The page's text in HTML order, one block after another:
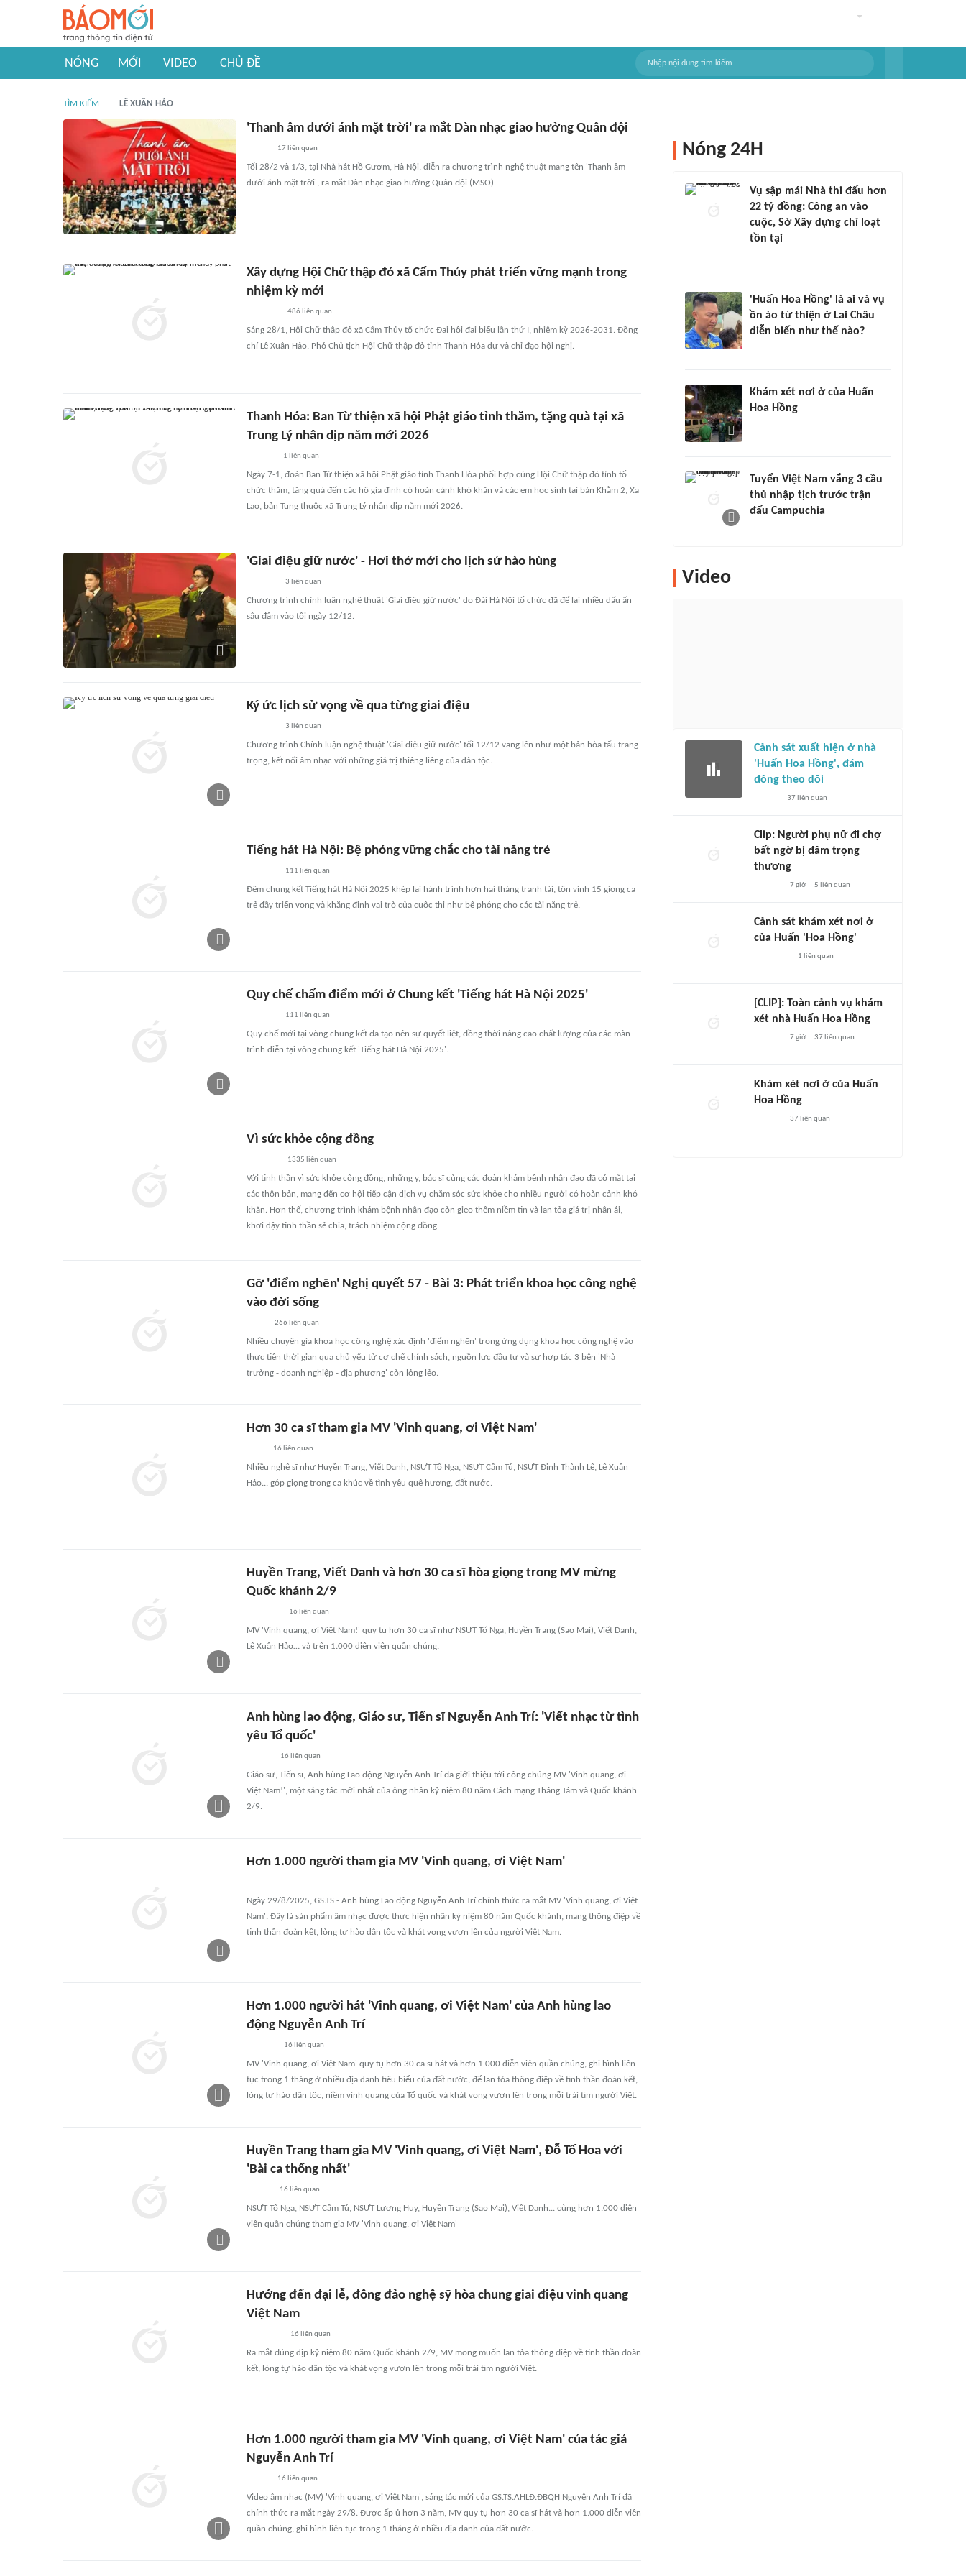
NÓNG MỚI VIDEO CHỦ ĐỀ
TÌM KIẾM LÊ XUÂN HẢO
'Thanh âm dưới ánh mặt trời' ra mắt Dàn nhạc giao hưởng Quân đội
17liên quan
Tối 28/2 và 1/3, tại Nhà hát Hồ Gươm, Hà Nội, diễn ra chương trình nghệ thuật mang tên 'Thanh âm
dưới ánh mặt trời', ra mắt Dàn nhạc giao hưởng Quân đội (MSO).
Xây dựng Hội Chữ thập đỏ xã Cẩm Thủy phát triển vững mạnh trong
nhiệm kỳ mới
486 liên quan
Sáng 28/1, Hội Chữ thập đỏ xã Cẩm Thủy tổ chức Đại hội đại biểu lần thứ I, nhiệm kỳ 2026-2031. Đồng
chí Lê Xuân Hảo, Phó Chủ tịch Hội Chữ thập đỏ tỉnh Thanh Hóa dự và chỉ đạo hội nghị.
Thanh Hóa: Ban Từ thiện xã hội Phật giáo tỉnh thăm, tặng quà tại xã
Trung Lý nhân dịp năm mới 2026
1 liên quan
Ngày 7-1, đoàn Ban Từ thiện xã hội Phật giáo tỉnh Thanh Hóa phối hợp cùng Hội Chữ thập đỏ tỉnh tổ
chức thăm, tặng quà đến các hộ gia đình có hoàn cảnh khó khăn và các em học sinh tại bản Khằm 2, Xa
Lao, bản Tung thuộc xã Trung Lý nhân dịp năm mới 2026.
'Giai điệu giữ nước' - Hơi thở mới cho lịch sử hào hùng
3 liên quan
Chương trình chính luận nghệ thuật 'Giai điệu giữ nước' do Đài Hà Nội tổ chức đã để lại nhiều dấu ấn
sâu đậm vào tối ngày 12/12.
Ký ức lịch sử vọng về qua từng giai điệu
3 liên quan
Chương trình Chính luận nghệ thuật 'Giai điệu giữ nước' tối 12/12 vang lên như một bản hòa tấu trang
trọng, kết nối âm nhạc với những giá trị thiêng liêng của dân tộc.
Tiếng hát Hà Nội: Bệ phóng vững chắc cho tài năng trẻ
111 liên quan
Đêm chung kết Tiếng hát Hà Nội 2025 khép lại hành trình hơn hai tháng tranh tài, tôn vinh 15 giọng ca
trẻ đầy triển vọng và khẳng định vai trò của cuộc thi như bệ phóng cho các tài năng trẻ.
Quy chế chấm điểm mới ở Chung kết 'Tiếng hát Hà Nội 2025'
111 liên quan
Quy chế mới tại vòng chung kết đã tạo nên sự quyết liệt, đồng thời nâng cao chất lượng của các màn
trình diễn tại vòng chung kết 'Tiếng hát Hà Nội 2025'.
Vì sức khỏe cộng đồng
1335 liên quan
Với tinh thần vì sức khỏe cộng đồng, những y, bác sĩ cùng các đoàn khám bệnh nhân đạo đã có mặt tại
các thôn bản, mang đến cơ hội tiếp cận dịch vụ chăm sóc sức khỏe cho nhiều người có hoàn cảnh khó
khăn. Hơn thế, chương trình khám bệnh nhân đạo còn gieo thêm niềm tin và lan tỏa giá trị nhân ái,
khơi dậy tinh thần sẻ chia, trách nhiệm cộng đồng.
Gỡ 'điểm nghẽn' Nghị quyết 57 - Bài 3: Phát triển khoa học công nghệ
vào đời sống
266 liên quan
Nhiều chuyên gia khoa học công nghệ xác định 'điểm nghẽn' trong ứng dụng khoa học công nghệ vào
thực tiễn thời gian qua chủ yếu từ cơ chế chính sách, nguồn lực đầu tư và sự hợp tác 3 bên 'Nhà
trường - doanh nghiệp - địa phương' còn lỏng lẻo.
Hơn 30 ca sĩ tham gia MV 'Vinh quang, ơi Việt Nam'
16 liên quan
Nhiều nghệ sĩ như Huyền Trang, Viết Danh, NSƯT Tố Nga, NSƯT Cẩm Tú, NSƯT Đinh Thành Lê, Lê Xuân
Hảo... góp giọng trong ca khúc về tình yêu quê hương, đất nước.
Huyền Trang, Viết Danh và hơn 30 ca sĩ hòa giọng trong MV mừng
Quốc khánh 2/9
16 liên quan
MV 'Vinh quang, ơi Việt Nam!' quy tụ hơn 30 ca sĩ như NSƯT Tố Nga, Huyền Trang (Sao Mai), Viết Danh,
Lê Xuân Hảo… và trên 1.000 diễn viên quần chúng.
Anh hùng lao động, Giáo sư, Tiến sĩ Nguyễn Anh Trí: 'Viết nhạc từ tình
yêu Tổ quốc'
16 liên quan
Giáo sư, Tiến sĩ, Anh hùng Lao động Nguyễn Anh Trí đã giới thiệu tới công chúng MV 'Vinh quang, ơi
Việt Nam!', một sáng tác mới nhất của ông nhân kỷ niệm 80 năm Cách mạng Tháng Tám và Quốc khánh
2/9.
Hơn 1.000 người tham gia MV 'Vinh quang, ơi Việt Nam'
Ngày 29/8/2025, GS.TS - Anh hùng Lao động Nguyễn Anh Trí chính thức ra mắt MV 'Vinh quang, ơi Việt
Nam'. Đây là sản phẩm âm nhạc được thưc hiện nhân kỷ niệm 80 năm Quốc khánh, mang thông điệp về
tinh thần đoàn kết, lòng tự hào dân tộc và khát vọng vươn lên của người Việt Nam.
Hơn 1.000 người hát 'Vinh quang, ơi Việt Nam' của Anh hùng lao
động Nguyễn Anh Trí
16 liên quan
MV 'Vinh quang, ơi Việt Nam' quy tụ hơn 30 ca sĩ hát và hơn 1.000 diễn viên quần chúng, ghi hình liên
tục trong 1 tháng ở nhiều địa danh tiêu biểu của đất nước, để lan tỏa thông điệp về tinh thần đoàn kết,
lòng tự hào dân tộc, niềm vinh quang của Tổ quốc và khát vọng vươn lên trong mỗi trái tim người Việt.
Huyền Trang tham gia MV 'Vinh quang, ơi Việt Nam', Đỗ Tố Hoa với
'Bài ca thống nhất'
16 liên quan
NSƯT Tố Nga, NSƯT Cẩm Tú, NSƯT Lương Huy, Huyền Trang (Sao Mai), Viết Danh... cùng hơn 1.000 diễn
viên quần chúng tham gia MV 'Vinh quang, ơi Việt Nam'
Hướng đến đại lễ, đông đảo nghệ sỹ hòa chung giai điệu vinh quang
Việt Nam
16 liên quan
Ra mắt đúng dịp kỷ niệm 80 năm Quốc khánh 2/9, MV mong muốn lan tỏa thông điệp về tinh thần đoàn
kết, lòng tự hào dân tộc và khát vọng vươn lên trong mỗi trái tim người Việt.
Hơn 1.000 người tham gia MV 'Vinh quang, ơi Việt Nam' của tác giả
Nguyễn Anh Trí
16 liên quan
Video âm nhạc (MV) 'Vinh quang, ơi Việt Nam', sáng tác mới của GS.TS.AHLĐ.ĐBQH Nguyễn Anh Trí đã
chính thức ra mắt ngày 29/8. Được ấp ủ hơn 3 năm, MV quy tụ hơn 30 ca sĩ hát và hơn 1.000 diễn viên
quần chúng, ghi hình liên tục trong 1 tháng ở nhiều địa danh của đất nước.
Nóng 24H
Vụ sập mái Nhà thi đấu hơn
22 tỷ đồng: Công an vào
cuộc, Sở Xây dựng chỉ loạt
tồn tại
'Huấn Hoa Hồng' là ai và vụ
ồn ào từ thiện ở Lai Châu
diễn biến như thế nào?
Khám xét nơi ở của Huấn
Hoa Hồng
Tuyển Việt Nam vắng 3 cầu
thủ nhập tịch trước trận
đấu Campuchia
Video
Cảnh sát xuất hiện ở nhà
'Huấn Hoa Hồng', đám
đông theo dõi
37liên quan
Clip: Người phụ nữ đi chợ
bất ngờ bị đâm trọng
thương
7 giờ 5 liên quan
Cảnh sát khám xét nơi ở
của Huấn 'Hoa Hồng'
1 liên quan
[CLIP]: Toàn cảnh vụ khám
xét nhà Huấn Hoa Hồng
7 giờ 37liên quan
Khám xét nơi ở của Huấn
Hoa Hồng
37liên quan